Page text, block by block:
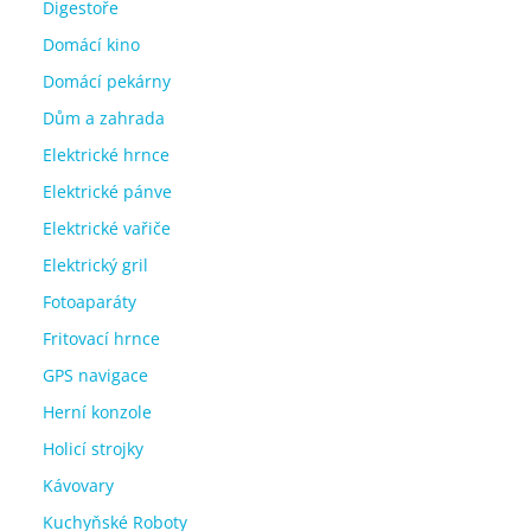
Digestoře
Domácí kino
Domácí pekárny
Dům a zahrada
Elektrické hrnce
Elektrické pánve
Elektrické vařiče
Elektrický gril
Fotoaparáty
Fritovací hrnce
GPS navigace
Herní konzole
Holicí strojky
Kávovary
Kuchyňské Roboty